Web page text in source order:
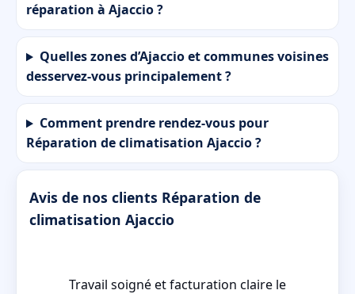
réparation à Ajaccio ?
Quelles zones d’Ajaccio et communes voisines
desservez-vous principalement ?
Comment prendre rendez-vous pour
Réparation de climatisation Ajaccio ?
Avis de nos clients Réparation de
climatisation Ajaccio
Travail soigné et facturation claire le